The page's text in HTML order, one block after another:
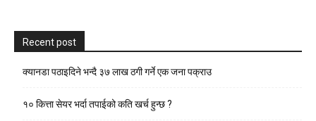
Recent post
क्यानडा पठाइदिने भन्दै ३७ लाख ठगी गर्ने एक जना पक्राउ
१० कित्ता सेयर भर्दा तपाईको कति खर्च हुन्छ ?